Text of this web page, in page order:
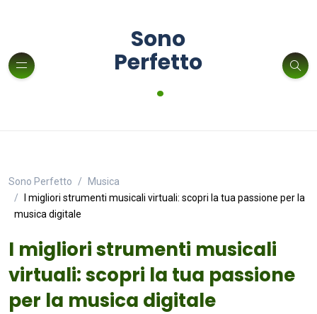
Sono
Perfetto
.
Sono Perfetto
Musica
I migliori strumenti musicali virtuali: scopri la tua passione per la
musica digitale
I migliori strumenti musicali
virtuali: scopri la tua passione
per la musica digitale